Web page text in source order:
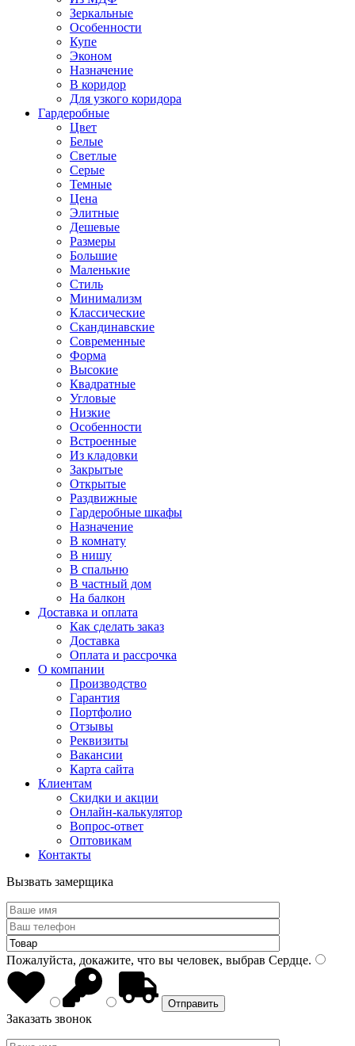
Зеркальные
Особенности
Купе
Эконом
Назначение
В коридор
Для узкого коридора
Гардеробные
Цвет
Белые
Светлые
Серые
Темные
Цена
Элитные
Дешевые
Размеры
Большие
Маленькие
Стиль
Минимализм
Классические
Скандинавские
Современные
Форма
Высокие
Квадратные
Угловые
Низкие
Особенности
Встроенные
Из кладовки
Закрытые
Открытые
Раздвижные
Гардеробные шкафы
Назначение
В комнату
В нишу
В спальню
В частный дом
На балкон
Доставка и оплата
Как сделать заказ
Доставка
Оплата и рассрочка
О компании
Производство
Гарантия
Портфолио
Отзывы
Реквизиты
Вакансии
Карта сайта
Клиентам
Скидки и акции
Онлайн-калькулятор
Вопрос-ответ
Оптовикам
Контакты
Вызвать замерщика
Пожалуйста, докажите, что вы человек, выбрав Сердце.
Заказать звонок